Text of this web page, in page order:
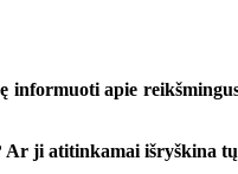
apie
Ar ji atitinkamai išryškina